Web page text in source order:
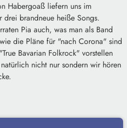
Habergoaß liefern uns im
drei brandneue heiße Songs.
Pia auch, was man als Band
die Pläne für "nach Corona" sind
Bavarian Folkrock" vorstellen
nicht nur sondern wir hören